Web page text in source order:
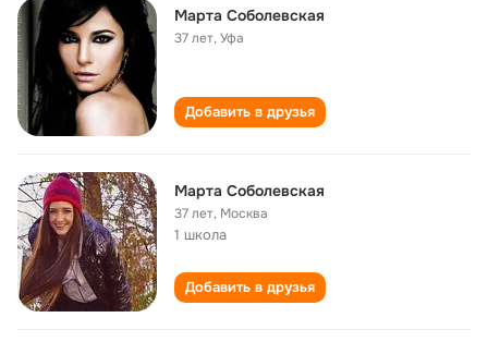
Марта Соболевская
37 лет,Уфа
Добавить в друзья
Марта Соболевская
37 лет, Москва
1 школа
Добавить в друзья